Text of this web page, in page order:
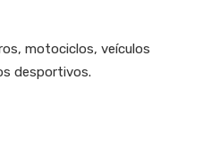
motociclos, veículos
desportivos.